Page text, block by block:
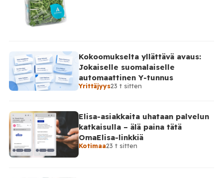
Kokoomukselta yllättävä avaus:
Jokaiselle suomalaiselle
automaattinen Y-tunnus
Yrittäjyys23 t sitten
Elisa-asiakkaita uhataan palvelun
katkaisulla – älä paina tätä
OmaElisa-linkkiä
Kotimaa23 t sitten